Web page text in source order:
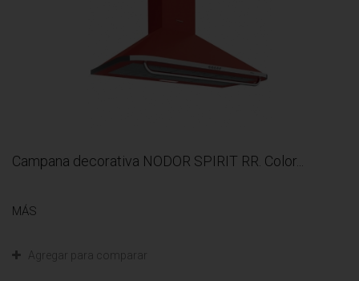
Campana decorativa NODOR SPIRIT RR. Color...
MÁS
Agregar para comparar